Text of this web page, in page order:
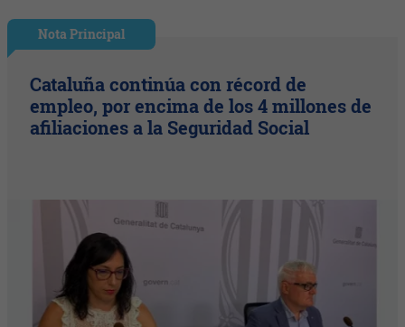
Nota Principal
Cataluña continúa con récord de
empleo, por encima de los 4 millones de
afiliaciones a la Seguridad Social